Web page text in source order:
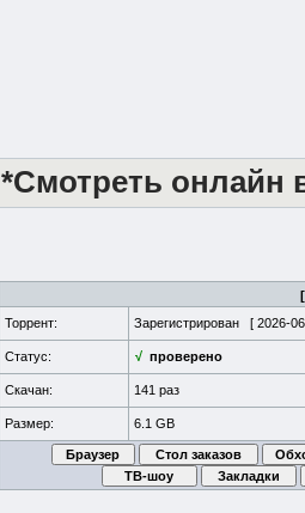
*Смотреть онлайн
Торрент:
Зарегистрирован [ 2026-
Статус: √ проверено
Скачан: 141 раз
Размер: 6.1 GB